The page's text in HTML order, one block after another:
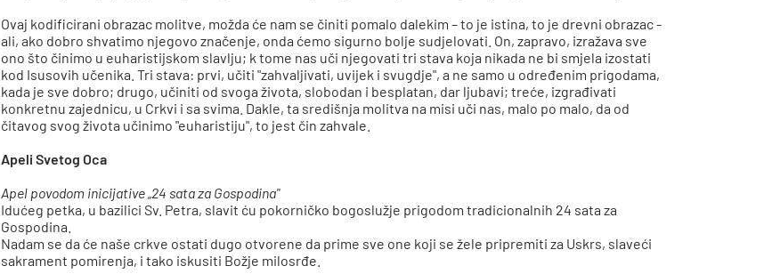
Ovaj kodificirani obrazac molitve, možda će nam se činiti pomalo dalekim – to je istina, to je drevni obrazac -
ali, ako dobro shvatimo njegovo značenje, onda ćemo sigurno bolje sudjelovati. On, zapravo, izražava sve
ono što činimo u euharistijskom slavlju; k tome nas uči njegovati tri stava koja nikada ne bi smjela izostati
kod Isusovih učenika. Tri stava: prvi, učiti "zahvaljivati, uvijek i svugdje", a ne samo u određenim prigodama,
kada je sve dobro; drugo, učiniti od svoga života, slobodan i besplatan, dar ljubavi; treće, izgrađivati
konkretnu zajednicu, u Crkvi i sa svima. Dakle, ta središnja molitva na misi uči nas, malo po malo, da od
čitavog svog života učinimo "euharistiju", to jest čin zahvale.
Apeli Svetog Oca
Apel povodom inicijative „24 sata za Gospodina"
Idućeg petka, u bazilici Sv. Petra, slavit ću pokorničko bogoslužje prigodom tradicionalnih 24 sata za
Gospodina.
Nadam se da će naše crkve ostati dugo otvorene da prime sve one koji se žele pripremiti za Uskrs, slaveći
sakrament pomirenja, i tako iskusiti Božje milosrđe.